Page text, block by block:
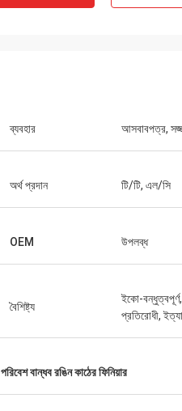
ব্যবহার আসবাবপত্র,
অর্থ প্রদান টি/টি, এল/সি
OEM উপলব্ধ
বৈশিষ্ট্য
ইকো-
প্রতিরোধী,
পরিবেশ বান্ধব রঙিন কাঠের ফিনিয়ার